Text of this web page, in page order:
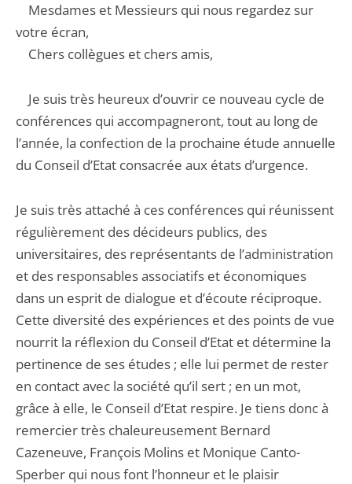
Mesdames et Messieurs qui nous regardez sur
votre écran,
Chers collègues et chers amis,
Je suis très heureux d’ouvrir ce nouveau cycle de
conférences qui accompagneront, tout au long de
l’année, la confection de la prochaine étude annuelle
du Conseil d’Etat consacrée aux états d’urgence.
Je suis très attaché à ces conférences qui réunissent
régulièrement des décideurs publics, des
universitaires, des représentants de l’administration
et des responsables associatifs et économiques
dans un esprit de dialogue et d’écoute réciproque.
Cette diversité des expériences et des points de vue
nourrit la réflexion du Conseil d’Etat et détermine la
pertinence de ses études ; elle lui permet de rester
en contact avec la société qu’il sert ; en un mot,
grâce à elle, le Conseil d’Etat respire. Je tiens donc à
remercier très chaleureusement Bernard
Cazeneuve, François Molins et Monique Canto-
Sperber qui nous font l’honneur et le plaisir